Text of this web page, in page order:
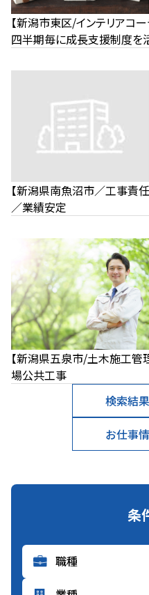
条
【新潟市東区/インテリアコ
四半期毎に成長支援制度を
【新潟県南魚沼市／工事責
／業績安定
【新潟県五泉市/土木施工
場公共工事
検索結
お仕事